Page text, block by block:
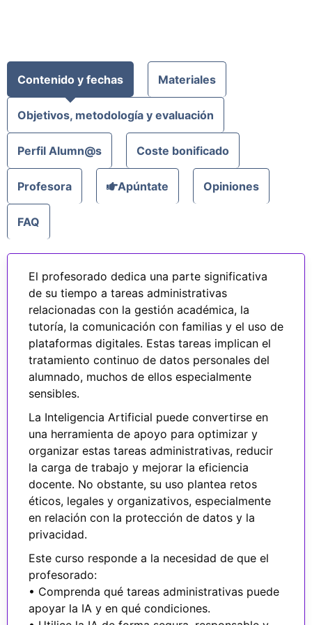
Contenido y fechas Materiales
Objetivos, metodología y evaluación
Perfil Alumn@s Coste bonificado
Profesora Apúntate Opiniones
FAQ
El profesorado dedica una parte significativa
de su tiempo a tareas administrativas
relacionadas con la gestión académica, la
tutoría, la comunicación con familias y el uso de
plataformas digitales. Estas tareas implican el
tratamiento continuo de datos personales del
alumnado, muchos de ellos especialmente
sensibles.
La Inteligencia Artificial puede convertirse en
una herramienta de apoyo para optimizar y
organizar estas tareas administrativas, reducir
la carga de trabajo y mejorar la eficiencia
docente. No obstante, su uso plantea retos
éticos, legales y organizativos, especialmente
en relación con la protección de datos y la
privacidad.
Este curso responde a la necesidad de que el
profesorado:
• Comprenda qué tareas administrativas puede
apoyar la IA y en qué condiciones.